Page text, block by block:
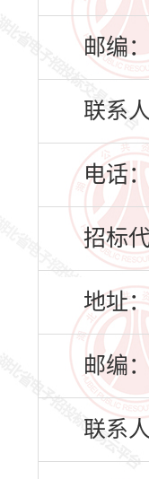
邮编
联系
电话：
招标代
地址
邮编：
联系